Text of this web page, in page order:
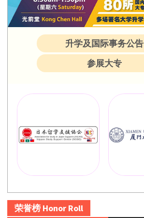
升学及国际事务公告
参展大专
荣誉榜 Honor Roll